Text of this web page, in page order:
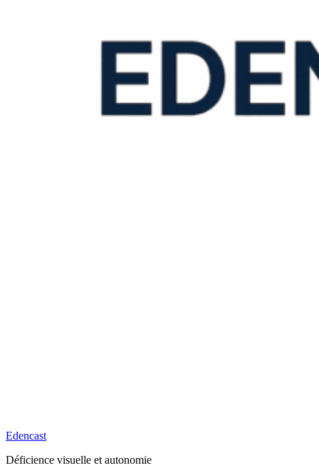
Edencast
Déficience visuelle et autonomie